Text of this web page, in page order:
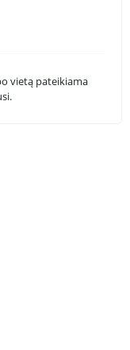
vietą pateikiama